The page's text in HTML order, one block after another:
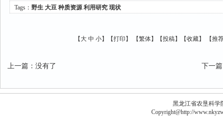
Tags： 野生 大豆 种质资源 利用研究 现状
【 大 中 小】【打印 】 【繁体】【投稿】【收藏】 【推
上一篇 ： 没有了 下一篇
黑龙江省农垦科学
Copyright@http://